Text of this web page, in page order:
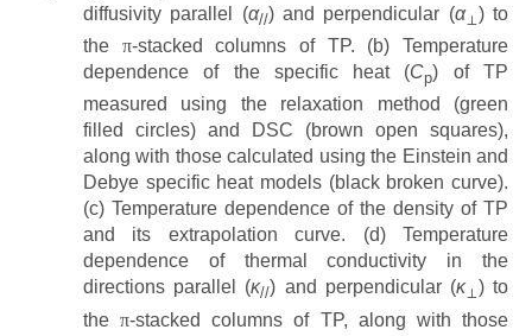
diffusivity parallel (α//) and perpendicular (α⊥) to
the π-stacked columns of TP. (b) Temperature
dependence of the specific heat (Cp) of TP
measured using the relaxation method (green
filled circles) and DSC (brown open squares),
along with those calculated using the Einstein and
Debye specific heat models (black broken curve).
(c) Temperature dependence of the density of TP
and its extrapolation curve. (d) Temperature
dependence of thermal conductivity in the
directions parallel (κ//) and perpendicular (κ⊥) to
theπ-stacked columns of TP, along with those